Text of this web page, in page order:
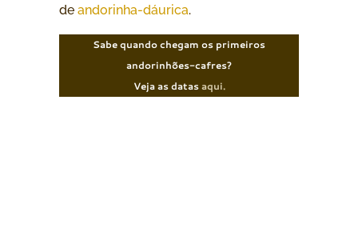
de andorinha-dáurica.
Sabe quando chegam os primeiros
andorinhões-cafres?
Veja as datasaqui.